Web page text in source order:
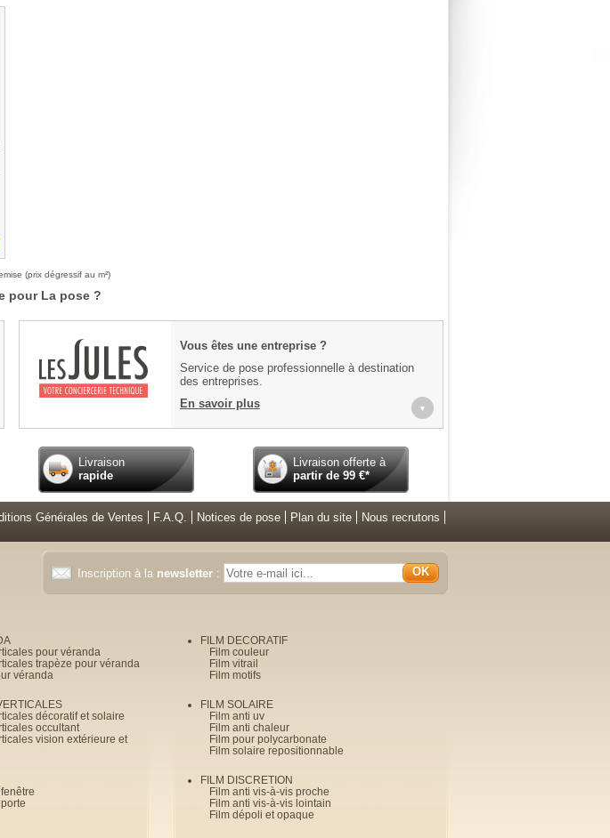
(prix dégressif au m²)
pour La pose ?
Vous êtes une entreprise ?
Service de pose professionnelle à destination
des entreprises.
En savoir plus
▼
Livraison
rapide
Livraison offerte à
partir de99€*
Générales de Ventes F.A.Q. Notices de pose Plan du site
Nous recrutons
Inscription à la newsletter : OK
pour véranda
trapèze pour véranda
véranda
décoratif et solaire
occultant
vision extérieure et
FILM DECORATIF
Film couleur
Film vitrail
Film motifs
FILM SOLAIRE
Film anti uv
Film anti chaleur
Film pour polycarbonate
Film solaire repositionnable
FILM DISCRETION
Film anti vis-à-vis proche
Film anti vis-à-vis lointain
Film dépoli et opaque